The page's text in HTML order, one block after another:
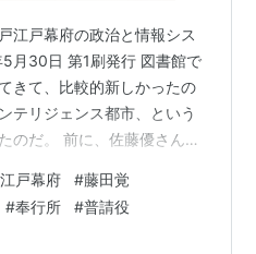
江戸幕府の政治と情報シス
月30日 第1刷発行 図書館で
きて、比較的新しかったの
テリジェンス都市、という
のだ。 前に、佐藤優さんと
はないだろう、という話題
首都だったのだし、、とお
江戸幕府 #藤田覚
#奉行所 #普請役